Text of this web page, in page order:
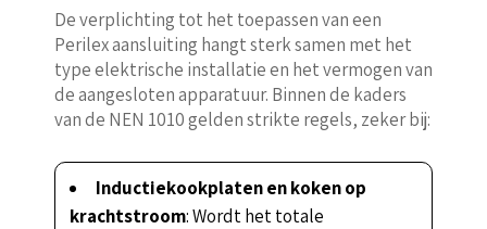
De verplichting tot het toepassen van een
Perilex aansluiting hangt sterk samen met het
type elektrische installatie en het vermogen van
de aangesloten apparatuur. Binnen de kaders
van de NEN 1010 gelden strikte regels, zeker bij:
Inductiekookplaten en koken op
krachtstroom: Wordt het totale